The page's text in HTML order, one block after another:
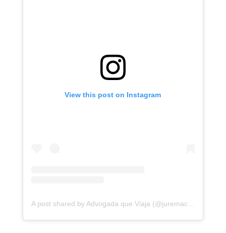
View this post on Instagram
A post shared by Advogada que Viaja (@juremacintra)